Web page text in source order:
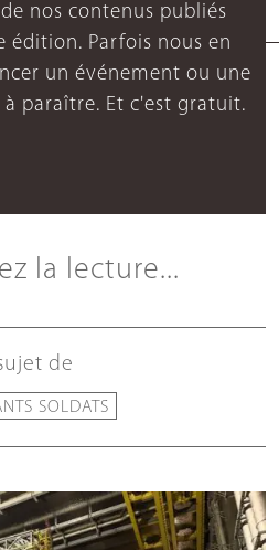
nos contenus publiés
édition. Parfois nous en
un événement ou une
paraître. Et c'est gratuit.
la lecture...
de
SOLDATS